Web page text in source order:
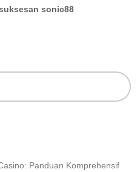
sonic88
Panduan Komprehensif